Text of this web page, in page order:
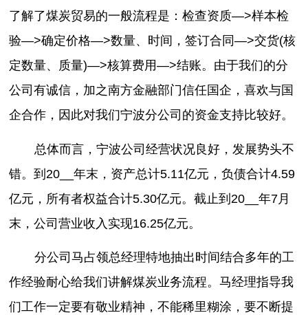
了解了煤炭贸易的一般流程是：检查资质—>样本检
验—>确定价格—>数量、时间，签订合同—>交货(核
定数量、质量)—>核算费用—>结账。由于我们的分
公司有诚信，加之南方金融部门信任国企，喜欢与国
企合作，因此对我们宁波分公司的资金支持比较好。
总体而言，宁波公司经营状况良好，发展势头不
错。到20__年末，资产总计5.11亿元，负债合计4.59
亿元，所有者权益合计5.30亿元。截止到20__年7月
末，公司营业收入实现16.25亿元。
分公司马占领总经理特地抽出时间结合多年的工
作经验耐心给我们讲解煤炭业务流程。马经理指导我
们工作一定要有敬业精神，不能稀里糊涂，要不断提